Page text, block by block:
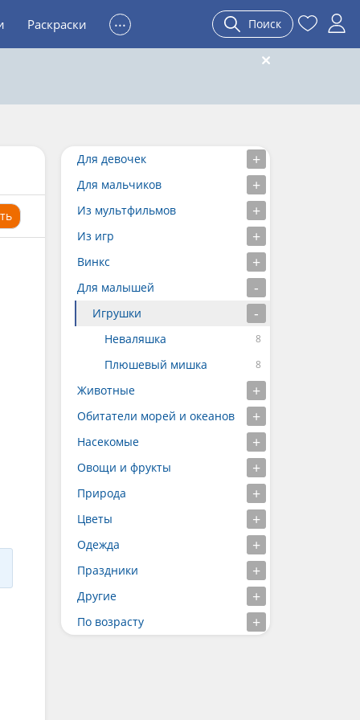
Раскраски ... Поиск
Для девочек
Для мальчиков
Из мультфильмов
Из игр
Винкс
Для малышей
Игрушки
Неваляшка
Плюшевый мишка
Животные
Обитатели морей и океанов
Насекомые
Овощи и фрукты
Природа
Цветы
Одежда
Праздники
Другие
По возрасту